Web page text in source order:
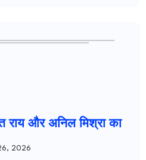
राय और अनिल मिश्रा का
2026